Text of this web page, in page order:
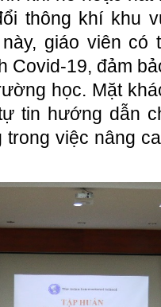
thông khí khu
giáo viên có
Covid-19, đảm
học. Mặt
tin hướng dẫn
việc nâng